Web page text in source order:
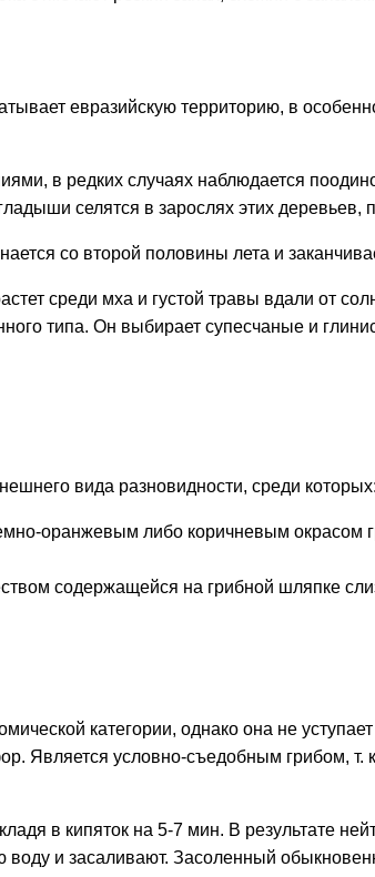
евразийскую территорию, в
в редких случаях наблюдается
селятся в зарослях этих
со второй половины лета и
среди мха и густой травы вдали от
типа. Он выбирает супесчаные и
вида разновидности, среди которых:
оранжевым либо коричневым окрасом
содержащейся на грибной шляпке
категории, однако она не
Является условно-съедобным грибом,
в кипяток на 5-7 мин. В результате
и засаливают. Засоленный